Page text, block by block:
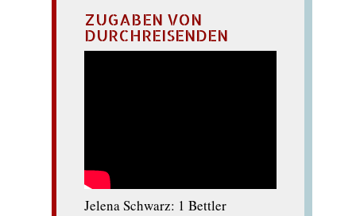
ZUGABEN VON
DURCHREISENDEN
Jelena Schwarz: 1 Bettler